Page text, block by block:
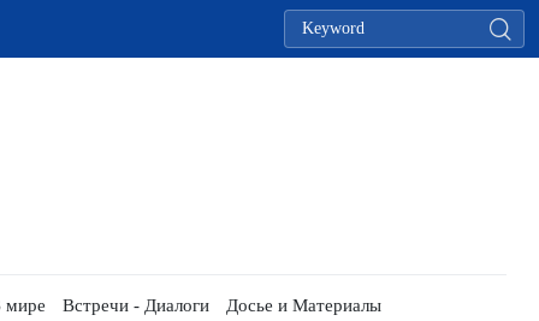
мире Встречи - Диалоги Досье и Материалы